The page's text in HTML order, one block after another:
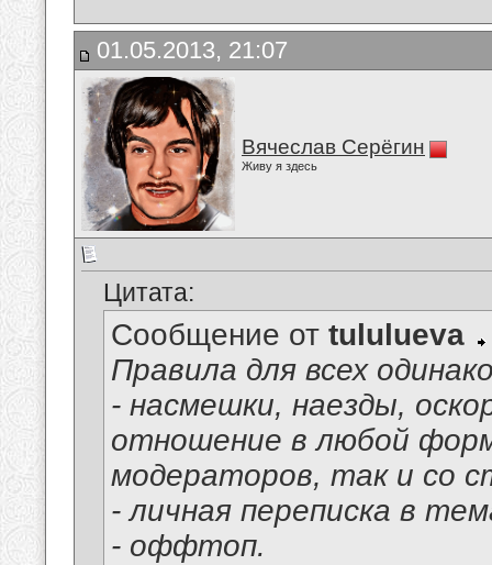
01.05.2013, 21:07
Вячеслав Серёгин
Живу я здесь
Цитата:
Сообщение от tululueva
Правила для всех
- насмешки, наезды,
отношение в любой
модераторов, так и со
- личная переписка в
- оффтоп.